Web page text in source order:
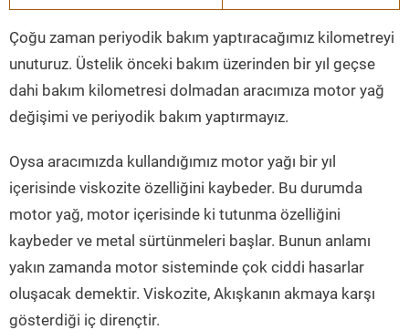
Çoğu zaman periyodik bakım yaptıracağımız kilometreyi
unuturuz. Üstelik önceki bakım üzerinden bir yıl geçse
dahi bakım kilometresi dolmadan aracımıza motor yağ
değişimi ve periyodik bakım yaptırmayız.
Oysa aracımızda kullandığımız motor yağı bir yıl
içerisinde viskozite özelliğini kaybeder. Bu durumda
motor yağ, motor içerisinde ki tutunma özelliğini
kaybeder ve metal sürtünmeleri başlar. Bunun anlamı
yakın zamanda motor sisteminde çok ciddi hasarlar
oluşacak demektir. Viskozite, Akışkanın akmaya karşı
gösterdiği iç dirençtir.